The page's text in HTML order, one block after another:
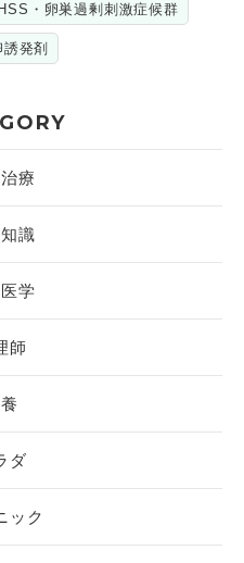
・卵巣過剰刺激症候群
発剤
療
識
学
師
ダ
ック